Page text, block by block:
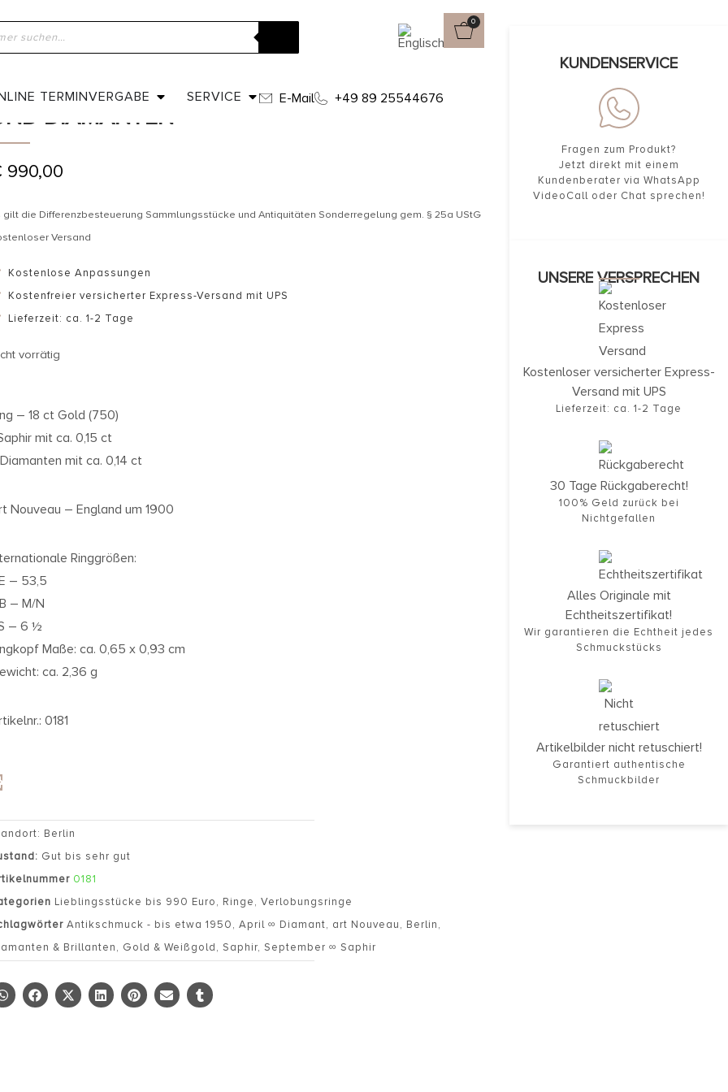
0
TERMINVERGABE SERVICE E-Mail +49 89 25544676
»Shop»Um 1900 – Art Nouveau Ring mit Saphir und Diamanten
1900 – ART NOUVEAU RING MIT SAPHIR
DIAMANTEN
990,00
gilt die Differenzbesteuerung Sammlungsstücke und Antiquitäten Sonderregelung gem. § 25a UStG
Versand
Kostenlose Anpassungen
Kostenfreier versicherter Express-Versand mit UPS
Lieferzeit: ca. 1-2 Tage
vorrätig
– 18 ct Gold (750)
mit ca. 0,15 ct
mit ca. 0,14 ct
Nouveau – England um 1900
Ringgrößen:
– 53,5
– M/N
– 6 ½
Maße: ca. 0,65 x 0,93 cm
ca. 2,36 g
0181
Berlin
Gut bis sehr gut
0181
Lieblingsstücke bis 990 Euro, Ringe,Verlobungsringe
Antikschmuck - bis etwa 1950,April ∞ Diamant, art Nouveau, Berlin,
& Brillanten, Gold & Weißgold,Saphir,September ∞ Saphir
KUNDENSERVICE
Fragen zum Produkt?
Jetzt direkt mit einem
Kundenberater via WhatsApp
VideoCall oder Chat sprechen!
UNSERE VERSPRECHEN
Kostenloser versicherter Express-
Versand mit UPS
Lieferzeit: ca. 1-2 Tage
30 Tage Rückgaberecht!
100% Geld zurück bei
Nichtgefallen
Alles Originale mit
Echtheitszertifikat!
Wir garantieren die Echtheit jedes
Schmuckstücks
Artikelbilder nicht retuschiert!
Garantiert authentische
Schmuckbilder